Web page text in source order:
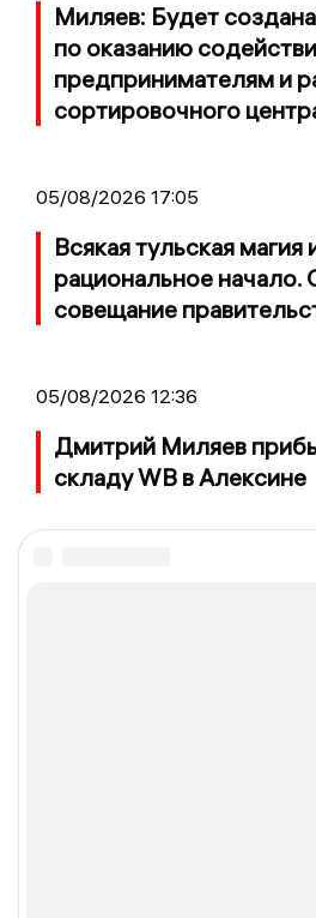
Миляев: Будет
по оказанию
предпринимателям и
сортировочного
05/08/2026 17:05
Всякая тульская магия
рациональное начало.
совещание
05/08/2026 12:36
Дмитрий Миляев
складу WB в Алексине